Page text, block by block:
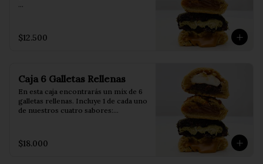
💚 Dubai: rellena con pistacho y
crema.
🧡 Manjar: rellena con manjar.
Para disfrutarlas al máximo:
$12.500
Caja 6 Galletas Rellenas
En esta caja encontrarás un mix de 6
galletas rellenas. Incluye 1 de cada uno
de nuestros cuatro sabores:
auténtico kadayif.
🤎 Lotus: rellena con Lotus Biscoff.
$18.000